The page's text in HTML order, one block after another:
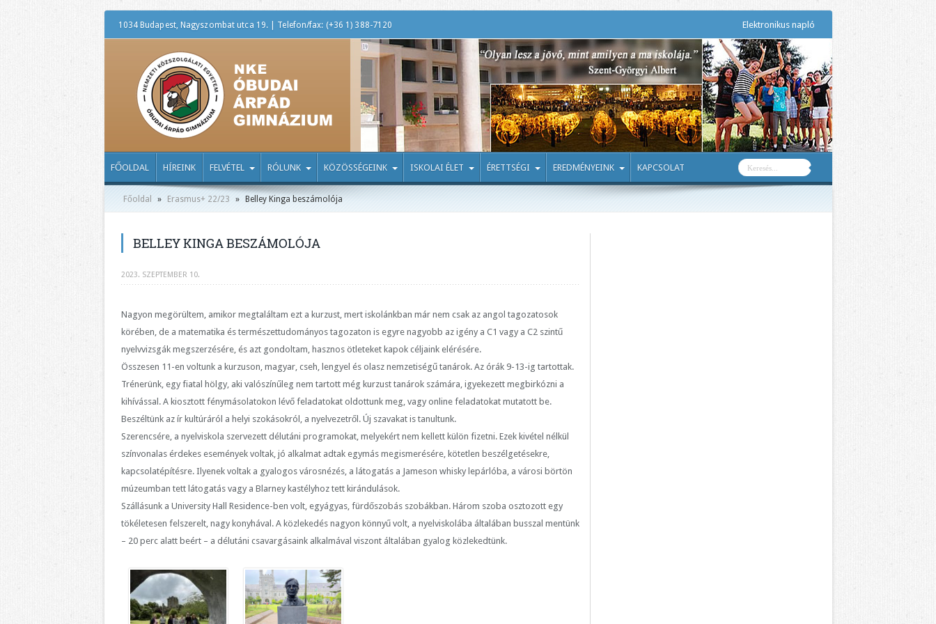
1034 Budapest, Nagyszombat utca 19. | Telefon/fax: (+36 1) 388-7120 Elektronikus napló
FŐOLDAL HÍREINK FELVÉTEL RÓLUNK KÖZÖSSÉGEINK ISKOLAI ÉLET ÉRETTSÉGI EREDMÉNYEINK KAPCSOLAT
Főoldal » Erasmus+ 22/23 » Belley Kinga beszámolója
BELLEY KINGA BESZÁMOLÓJA
2023. SZEPTEMBER 10.
Nagyon megörültem, amikor megtaláltam ezt a kurzust, mert iskolánkban már nem csak az angol tagozatosok
körében, de a matematika és természettudományos tagozaton is egyre nagyobb az igény a C1 vagy a C2 szintű
nyelvvizsgák megszerzésére, és azt gondoltam, hasznos ötleteket kapok céljaink elérésére.
Összesen 11-en voltunk a kurzuson, magyar, cseh, lengyel és olasz nemzetiségű tanárok. Az órák 9-13-ig tartottak.
Trénerünk, egy fiatal hölgy, aki valószínűleg nem tartott még kurzust tanárok számára, igyekezett megbirkózni a
kihívással. A kiosztott fénymásolatokon lévő feladatokat oldottunk meg, vagy online feladatokat mutatott be.
Beszéltünk az ír kultúráról a helyi szokásokról, a nyelvezetről. Új szavakat is tanultunk.
Szerencsére, a nyelviskola szervezett délutáni programokat, melyekért nem kellett külön fizetni. Ezek kivétel nélkül
színvonalas érdekes események voltak, jó alkalmat adtak egymás megismerésére, kötetlen beszélgetésekre,
kapcsolatépítésre. Ilyenek voltak a gyalogos városnézés, a látogatás a Jameson whisky lepárlóba, a városi börtön
múzeumban tett látogatás vagy a Blarney kastélyhoz tett kirándulások.
Szállásunk a University Hall Residence-ben volt, egyágyas, fürdőszobás szobákban. Három szoba osztozott egy
tökéletesen felszerelt, nagy konyhával. A közlekedés nagyon könnyű volt, a nyelviskolába általában busszal mentünk
– 20 perc alatt beért – a délutáni csavargásaink alkalmával viszont általában gyalog közlekedtünk.